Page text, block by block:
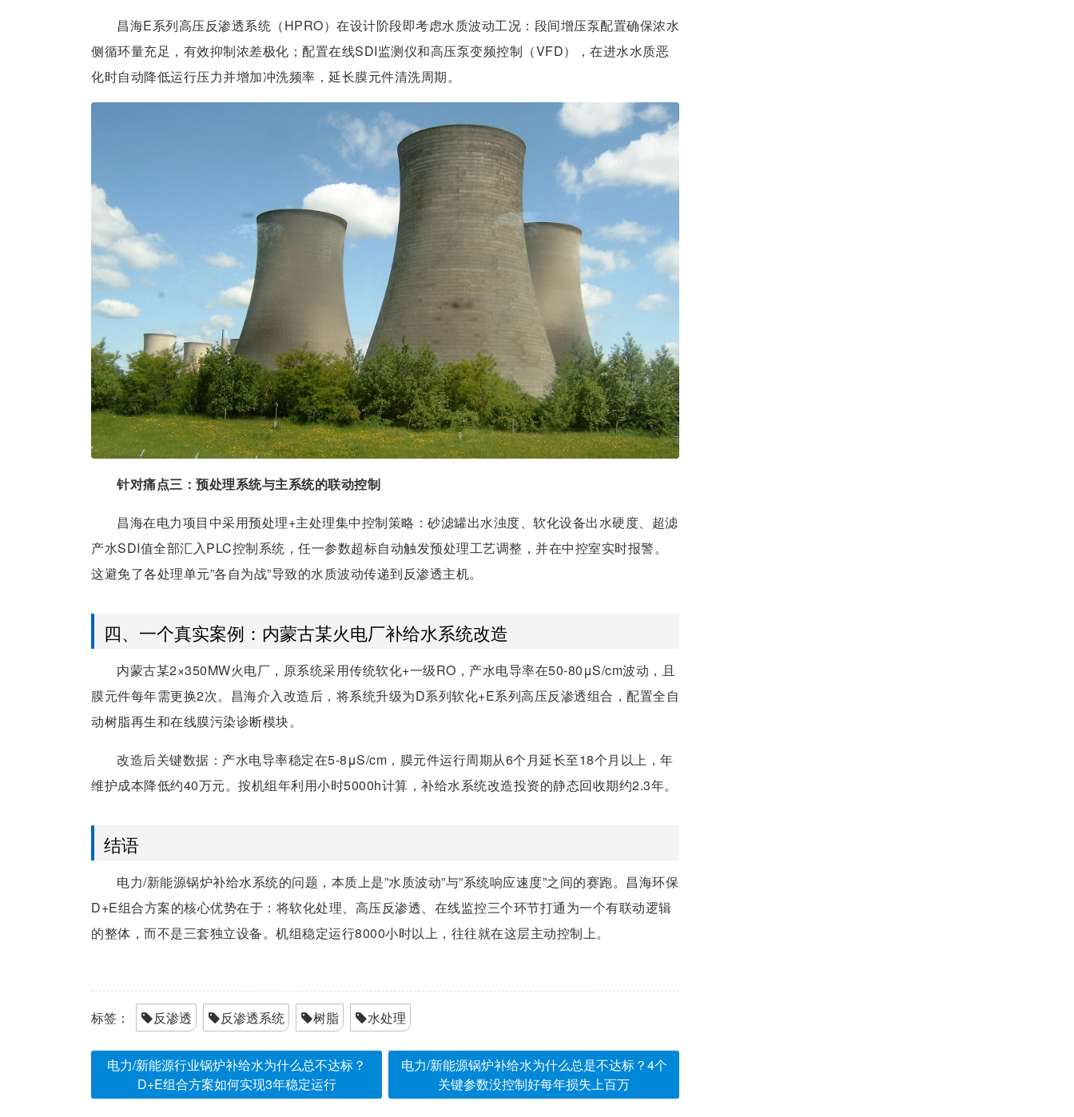
昌海E系列高压反渗透系统（HPRO）在设计阶段即考虑水质波动工况：段间增压泵配置确保浓水
侧循环量充足，有效抑制浓差极化；配置在线SDI监测仪和高压泵变频控制（VFD），在进水水质恶
化时自动降低运行压力并增加冲洗频率，延长膜元件清洗周期。
针对痛点三：预处理系统与主系统的联动控制
昌海在电力项目中采用预处理+主处理集中控制策略：砂滤罐出水浊度、软化设备出水硬度、超滤
产水SDI值全部汇入PLC控制系统，任一参数超标自动触发预处理工艺调整，并在中控室实时报警。
这避免了各处理单元”各自为战”导致的水质波动传递到反渗透主机。
四、一个真实案例：内蒙古某火电厂补给水系统改造
内蒙古某2×350MW火电厂，原系统采用传统软化+一级RO，产水电导率在50-80μS/cm波动，且
膜元件每年需更换2次。昌海介入改造后，将系统升级为D系列软化+E系列高压反渗透组合，配置全自
动树脂再生和在线膜污染诊断模块。
改造后关键数据：产水电导率稳定在5-8μS/cm，膜元件运行周期从6个月延长至18个月以上，年
维护成本降低约40万元。按机组年利用小时5000h计算，补给水系统改造投资的静态回收期约2.3年。
结语
电力/新能源锅炉补给水系统的问题，本质上是”水质波动”与”系统响应速度”之间的赛跑。昌海环保
D+E组合方案的核心优势在于：将软化处理、高压反渗透、在线监控三个环节打通为一个有联动逻辑
的整体，而不是三套独立设备。机组稳定运行8000小时以上，往往就在这层主动控制上。
标签： 反渗透 反渗透系统 树脂 水处理
电力/新能源行业锅炉补给水为什么总不达标？
D+E组合方案如何实现3年稳定运行
电力/新能源锅炉补给水为什么总是不达标？4个
关键参数没控制好每年损失上百万